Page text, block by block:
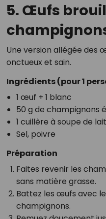
5. Œufs
Une version allégée des
onctueux et sain.
Ingrédients (pour 1
1 œuf + 1 blanc
50 g de champignons
1 cuillère à soupe de
Sel, poivre
Préparation
Faites revenir les
sans matière grasse.
Battez les œufs avec
champignons.